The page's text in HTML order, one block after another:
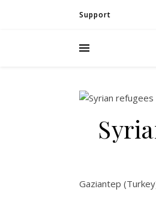
Support
Gaziantep